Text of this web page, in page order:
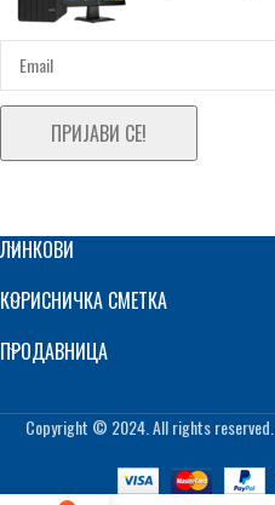
ПРИЈАВИ СЕ!
ЛИНКОВИ
КОРИСНИЧКА СМЕТКА
ПРОДАВНИЦА
Copyright © 2024. All rights reserved.